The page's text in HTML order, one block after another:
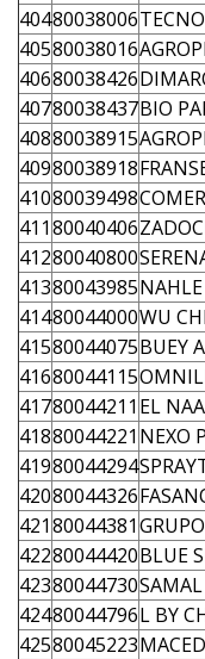
40480038006
40580038016
40680038426
40780038437BIO
40880038915
40980038918
41080039498
41180040406
41280040800
41380043985
41480044000WU
41580044075BUEY
41680044115
41780044211 EL
41880044221 NEXO
41980044294
42080044326
42180044381
42280044420BLUE
42380044730
42480044796L BY
42580045223